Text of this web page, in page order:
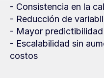
- Consistencia en la
- Reducción de
- Mayor
- Escalabilidad sin
costos